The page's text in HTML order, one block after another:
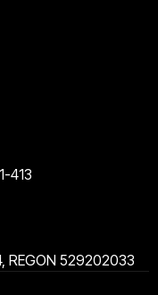
413
REGON 529202033